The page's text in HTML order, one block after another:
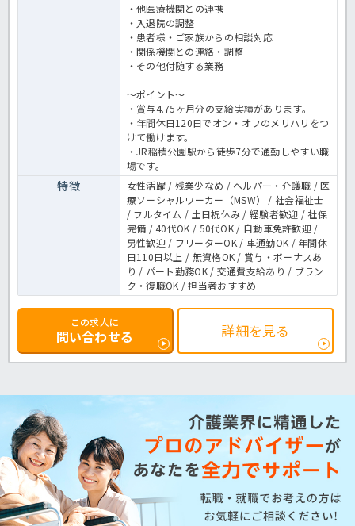
・他医療機関との連携
・入退院の調整
・患者様・ご家族からの相談対応
・関係機関との連絡・調整
・その他付随する業務
～ポイント～
・賞与4.75ヶ月分の支給実績があります。
・年間休日120日でオン・オフのメリハリをつ
けて働けます。
・JR稲積公園駅から徒歩7分で通勤しやすい職
場です。
特徴
女性活躍 / 残業少なめ / ヘルパー・介護職 / 医
療ソーシャルワーカー（MSW） / 社会福祉士
/ フルタイム / 土日祝休み / 経験者歓迎 / 社保
完備 / 40代OK / 50代OK / 自動車免許歓迎 /
男性歓迎 / フリーターOK / 車通勤OK / 年間休
日110日以上 / 無資格OK / 賞与・ボーナスあ
り / パート勤務OK / 交通費支給あり / ブラン
ク・復職OK / 担当者おすすめ
この求人に
問い合わせる 詳細を見る